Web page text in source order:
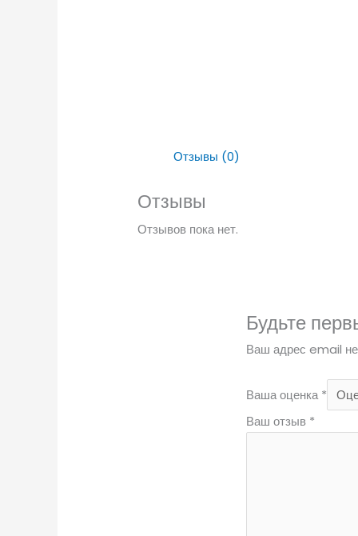
Отзывы (0)
Отзывы
Отзывов пока нет.
Будьте
Ваш адрес email не
Ваша оценка*
Ваш отзыв *